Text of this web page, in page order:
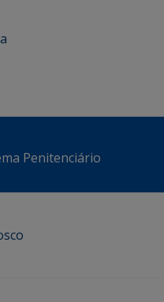
Penitenciário